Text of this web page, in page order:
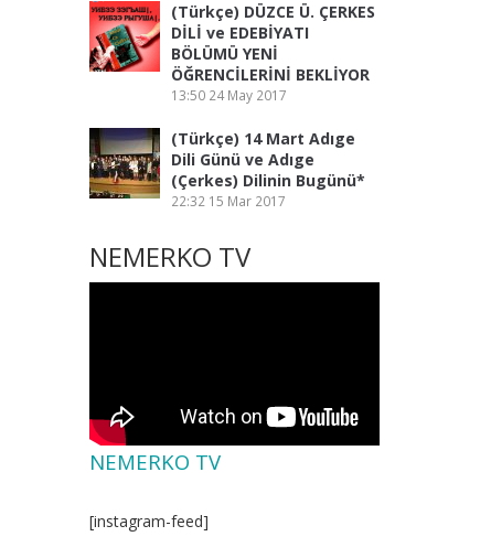
(Türkçe) DÜZCE Ü. ÇERKES
DİLİ ve EDEBİYATI
BÖLÜMÜ YENİ
ÖĞRENCİLERİNİ BEKLİYOR
13:50 24 May 2017
(Türkçe) 14 Mart Adıge
Dili Günü ve Adıge
(Çerkes) Dilinin Bugünü*
22:32 15 Mar 2017
NEMERKO TV
NEMERKO TV
[instagram-feed]